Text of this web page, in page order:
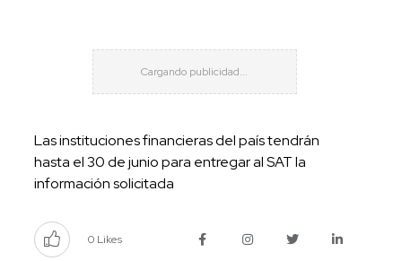
Las instituciones financieras del país tendrán
hasta el 30 de junio para entregar al SAT la
información solicitada
0 Likes